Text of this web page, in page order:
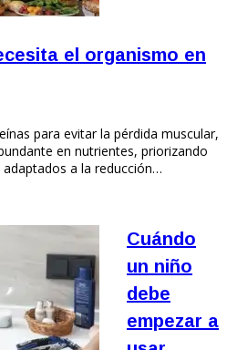
el organismo en
para evitar la pérdida muscular,
en nutrientes, priorizando
a la reducción…
Cuándo
un niño
debe
empezar a